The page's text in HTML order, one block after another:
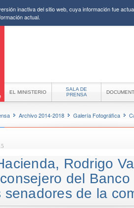
inactiva del sitio web, cuya información fue
actual.
EL MINISTERIO
SALA DE
PRENSA
Archivo 2014-2018 Galería Fotográfica
Rodrigo
del
senadores de la